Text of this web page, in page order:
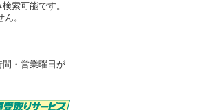
索可能です。
。
・営業曜日が